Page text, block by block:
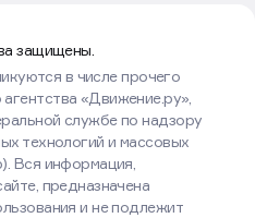
защищены.
в числе прочего
«Движение.ру»,
службе по надзору
технологий и массовых
Вся информация,
предназначена
и не подлежит